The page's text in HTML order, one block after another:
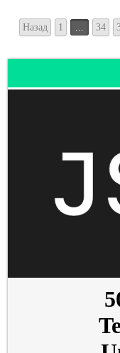
Назад 1 ... 34